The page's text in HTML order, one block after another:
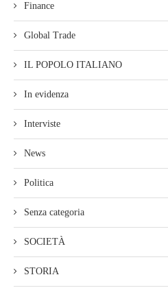
Finance
Global Trade
IL POPOLO ITALIANO
In evidenza
Interviste
News
Politica
Senza categoria
SOCIETÀ
STORIA